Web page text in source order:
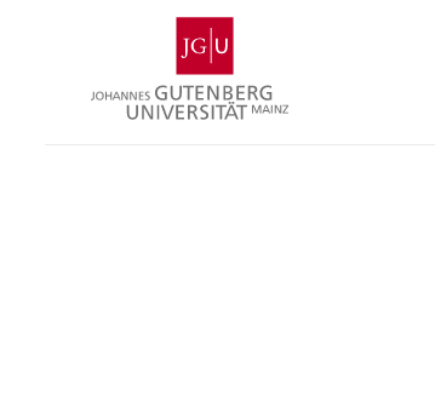
Gutenberg-
Universität
Mainz